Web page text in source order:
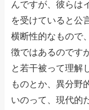
んですが、彼らは
を受けていると公
横断性的なもので
徴ではあるのです
と若干被って理解
ものとか、異分野
いのって、現代的